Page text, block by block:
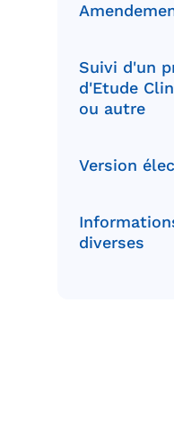
Suivi d'un
d'Etude
ou autre
Version
diverses